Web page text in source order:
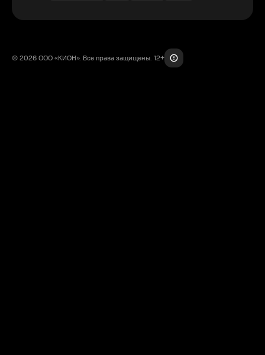
© 2026 ООО «КИОН». Все права защищены. 12+